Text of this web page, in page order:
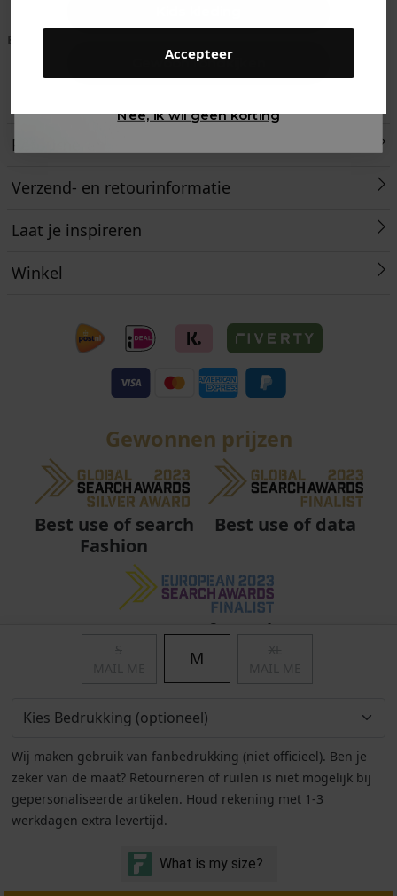
Accepteer
M
Wij maken gebruik van fanbedrukking (niet officieel). Ben je
zeker van de maat? Retourneren of ruilen is niet mogelijk bij
gepersonaliseerde artikelen. Houd rekening met 1-3
werkdagen extra levertijd.
Betaal achteraf met
is morgen in huis!*
Retourneren
Verzend- en retourinformatie
Laat je inspireren
Winkel
Gewonnen prijzen
Best use of search
Fashion
Best use of data
Best use of search
Fashion
Algemene voorwaarden | Privacy
© Copyright 2011 - 2026 Soccerfanshop
Gewoon rondkijken
Nee, ik wil geen korting